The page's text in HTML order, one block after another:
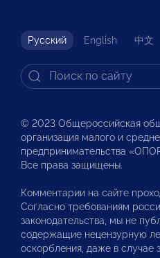
Русский English 中文
© 2023 Общероссийская
организация малого и
предпринимательства
Все права защищены.
Комментарии на сайте
Согласно требованиям
законодательства, мы не
содержащие нецензурную
оскорбления, даже в случае